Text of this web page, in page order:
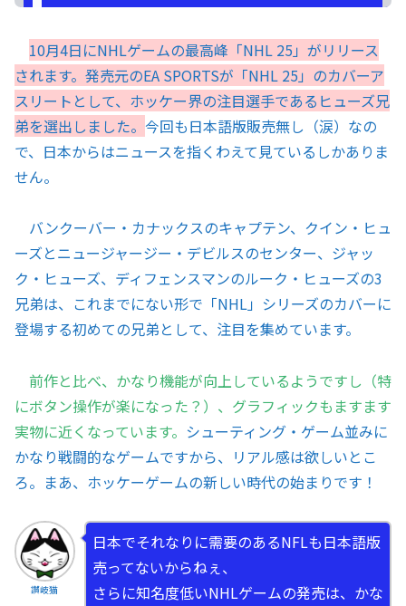
10月4日にNHLゲームの最高峰「NHL 25」がリリース
されます。発売元のEA SPORTSが「NHL 25」のカバーア
スリートとして、ホッケー界の注目選手であるヒューズ兄
弟を選出しました。 今回も日本語版販売無し（涙）なの
で、日本からはニュースを指くわえて見ているしかありま
せん。
バンクーバー・カナックスのキャプテン、クイン・ヒュ
ーズとニュージャージー・デビルスのセンター、ジャッ
ク・ヒューズ、ディフェンスマンのルーク・ヒューズの3
兄弟は、これまでにない形で「NHL」シリーズのカバーに
登場する初めての兄弟として、注目を集めています。
前作と比べ、かなり機能が向上しているようですし（特
にボタン操作が楽になった？）、グラフィックもますます
実物に近くなっています。 シューティング・ゲーム並みに
かなり戦闘的なゲームですから、リアル感は欲しいとこ
ろ。まあ、ホッケーゲームの新しい時代の始まりです！
讃岐猫
日本でそれなりに需要のあるNFLも日本語版
売ってないからねぇ、
さらに知名度低いNHLゲームの発売は、かな